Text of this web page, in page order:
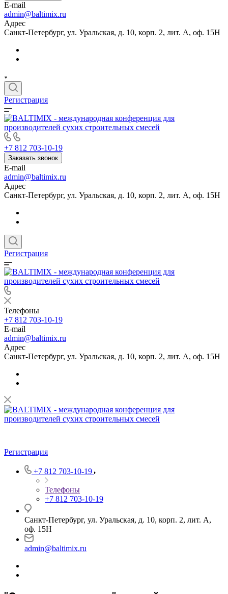
E-mail
admin@baltimix.ru
Адрес
Санкт-Петербург, ул. Уральская, д. 10, корп. 2, лит. А, оф. 15Н
Регистрация
+7 812 703-10-19
Заказать звонок
E-mail
admin@baltimix.ru
Адрес
Санкт-Петербург, ул. Уральская, д. 10, корп. 2, лит. А, оф. 15Н
Регистрация
Телефоны
+7 812 703-10-19
E-mail
admin@baltimix.ru
Адрес
Санкт-Петербург, ул. Уральская, д. 10, корп. 2, лит. А, оф. 15Н
Регистрация
+7 812 703-10-19
Телефоны
+7 812 703-10-19
Санкт-Петербург, ул. Уральская, д. 10, корп. 2, лит. А,
оф. 15Н
admin@baltimix.ru